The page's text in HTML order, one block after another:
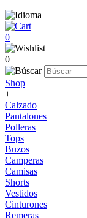
0
0
Shop
+
Calzado
Pantalones
Polleras
Tops
Buzos
Camperas
Camisas
Shorts
Vestidos
Cinturones
Remeras